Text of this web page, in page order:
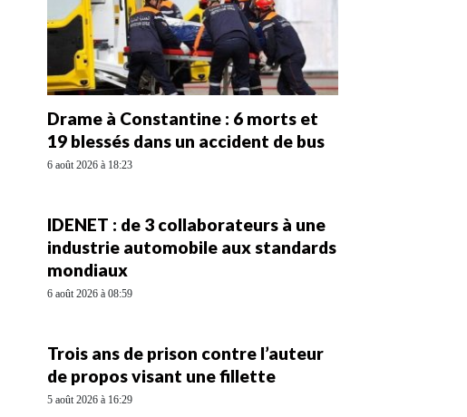
Drame à Constantine : 6 morts et
19 blessés dans un accident de bus
6 août 2026 à 18:23
IDENET : de 3 collaborateurs à une
industrie automobile aux standards
mondiaux
6 août 2026 à 08:59
Trois ans de prison contre l’auteur
de propos visant une fillette
5 août 2026 à 16:29